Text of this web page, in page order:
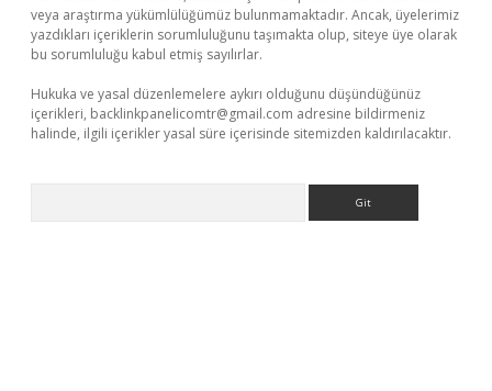
veya araştırma yükümlülüğümüz bulunmamaktadır. Ancak, üyelerimiz
yazdıkları içeriklerin sorumluluğunu taşımakta olup, siteye üye olarak
bu sorumluluğu kabul etmiş sayılırlar.
Hukuka ve yasal düzenlemelere aykırı olduğunu düşündüğünüz
içerikleri, backlinkpanelicomtr@gmail.com adresine bildirmeniz
halinde, ilgili içerikler yasal süre içerisinde sitemizden kaldırılacaktır.